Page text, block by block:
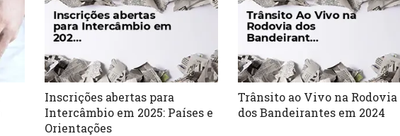
Inscrições abertas para
Intercâmbio em 2025: Países e
Orientações
Trânsito ao Vivo na Rodovia
dos Bandeirantes em 2024